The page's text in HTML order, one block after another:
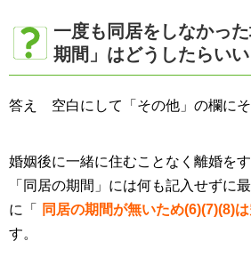
一度も同居をしなかっ
期間」はどうしたらいい
答え 空白にして「その他」の欄に
婚姻後に一緒に住むことなく離婚を
「同居の期間」には何も記入せずに
に「
同居の期間が無いため(6)(7)(8)
す。